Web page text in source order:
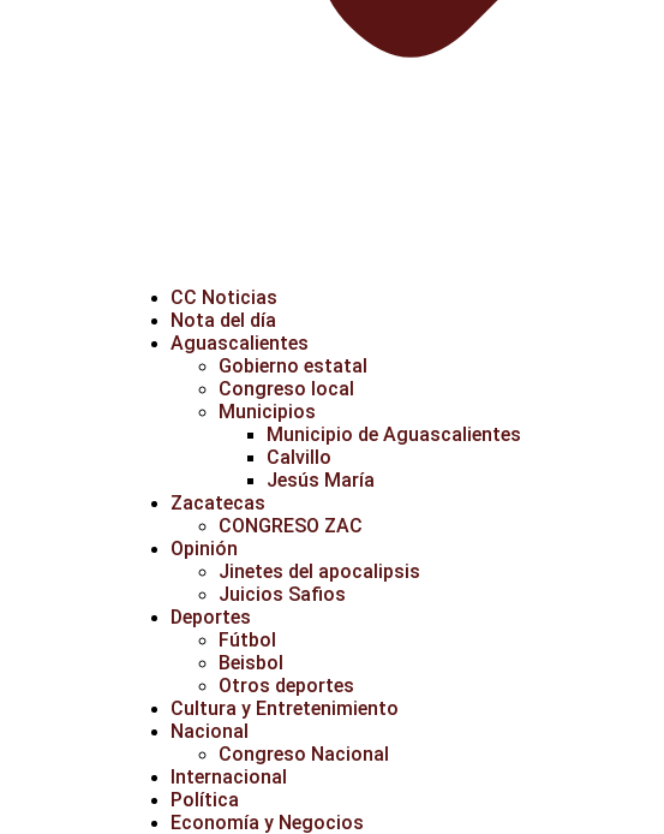
CC Noticias
Nota del día
Aguascalientes
Gobierno estatal
Congreso local
Municipios
Municipio de Aguascalientes
Calvillo
Jesús María
Zacatecas
CONGRESO ZAC
Opinión
Jinetes del apocalipsis
Juicios Safios
Deportes
Fútbol
Beisbol
Otros deportes
Cultura y Entretenimiento
Nacional
Congreso Nacional
Internacional
Política
Economía y Negocios